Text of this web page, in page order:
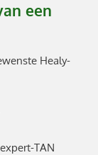
een
Healy-
TAN